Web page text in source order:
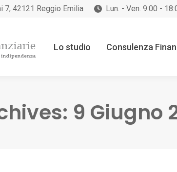
7, 42121 Reggio Emilia Lun. - Ven. 9:00 -
Lo studio Consulenza
9 Giugno